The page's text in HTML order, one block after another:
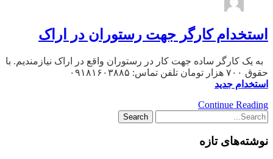
استخدام کارگر جهت رستوران در اراک
به یک کارگر ساده جهت کار در رستوران واقع در اراک نیازمندیم. با
حقوق ۷۰۰ هزار تومان تلفن تماس: ۰۹۱۸۱۶۰۳۸۸۵
استخدام جدید
Continue Reading
نوشته‌های تازه